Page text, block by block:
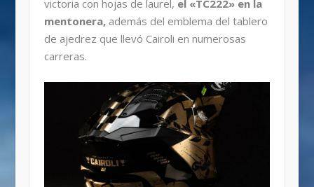
victoria con hojas de laurel, el «TC222» en la
mentonera,además del emblema del tablero
de ajedrez que llevó Cairoli en numerosas
carreras.